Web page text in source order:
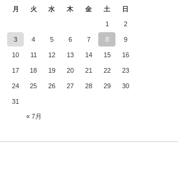
月 火 水 木 金 土 日
« 7月
1 2
3 4 5 6 7 8 9
10 11 12 13 14 15 16
17 18 19 20 21 22 23
24 25 26 27 28 29 30
31